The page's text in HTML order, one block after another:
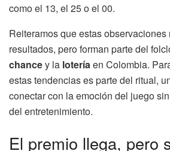
como el 13, el 25 o el 00.
Reiteramos que estas observaciones
resultados, pero forman parte del
chancey la loteríaen Colombia.
estas tendencias es parte del ritual,
conectar con la emoción del juego
del entretenimiento.
El premio llega, pero